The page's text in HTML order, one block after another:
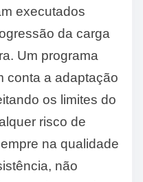
executados
da carga
Um programa
conta a adaptação
os limites do
risco de
na qualidade
não